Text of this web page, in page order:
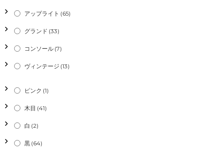
ー
シ
ョ
アップライト (65)
グランド (33)
コンソール (7)
ヴィンテージ (13)
ピンク (1)
木目 (41)
白 (2)
黒 (64)